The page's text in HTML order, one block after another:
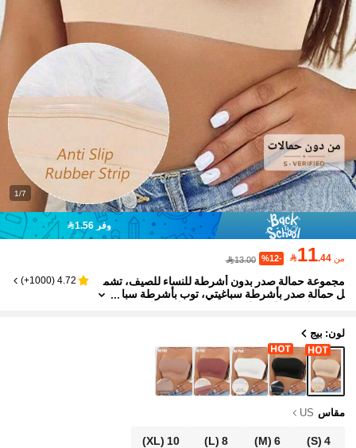
1/7
وفر 1.56
من 11.44
%12-
13.00
مجموعة حمالة صدر بدون أشرطة للنساء للصيف، تشم
ل حمالة صدر بأشرطة سباغيتي، توب بأشرطة سبا
4.72
(
1000+
)
لون: بيج
مقاس US
4
(S)
6
(M)
8
(L)
10
(XL)